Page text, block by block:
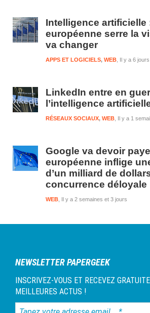
Intelligence artificielle
européenne serre la
va changer
Il y a 6
APPS ET LOGICIELS, WEB
LinkedIn entre en
l’intelligence
Il y a 1
RÉSEAUX SOCIAUX, WEB
Google va devoir
européenne inflige
d’un milliard de
concurrence déloyale
Il y a 2 semaines et 3 jours
WEB
NEWSLETTER PAPERGEEK
INSCRIVEZ-VOUS ET RECEVEZ
MEILLEURES ACTUS !
Tapez